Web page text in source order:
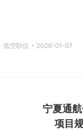
低空职位 2026-01-07
宁夏通
项目